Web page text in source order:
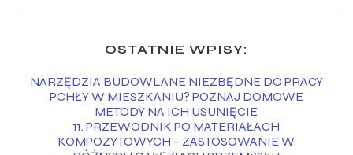
OSTATNIE WPISY:
NARZĘDZIA BUDOWLANE NIEZBĘDNE DO PRACY
PCHŁY W MIESZKANIU? POZNAJ DOMOWE
METODY NA ICH USUNIĘCIE
11. PRZEWODNIK PO MATERIAŁACH
KOMPOZYTOWYCH – ZASTOSOWANIE W